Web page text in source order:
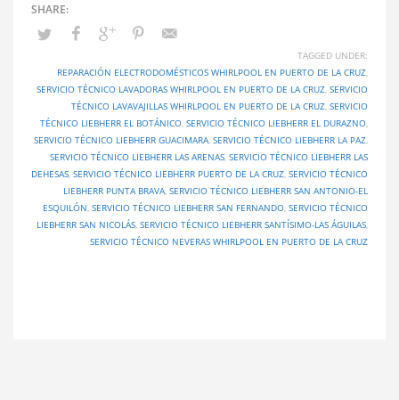
TAGGED UNDER:
REPARACIÓN ELECTRODOMÉSTICOS WHIRLPOOL EN PUERTO DE LA CRUZ
SERVICIO TÉCNICO LAVADORAS WHIRLPOOL EN PUERTO DE LA CRUZ SERVICIO
TÉCNICO LAVAVAJILLAS WHIRLPOOL EN PUERTO DE LA CRUZ SERVICIO
TÉCNICO LIEBHERR EL BOTÁNICO SERVICIO TÉCNICO LIEBHERR EL DURAZNO
SERVICIO TÉCNICO LIEBHERR GUACIMARA SERVICIO TÉCNICO LIEBHERR LA PAZ
SERVICIO TÉCNICO LIEBHERR LAS ARENAS SERVICIO TÉCNICO LIEBHERR LAS
DEHESAS SERVICIO TÉCNICO LIEBHERR PUERTO DE LA CRUZ SERVICIO TÉCNICO
LIEBHERR PUNTA BRAVA SERVICIO TÉCNICO LIEBHERR SAN ANTONIO-EL
ESQUILÓN SERVICIO TÉCNICO LIEBHERR SAN FERNANDO SERVICIO TÉCNICO
LIEBHERR SAN NICOLÁS SERVICIO TÉCNICO LIEBHERR SANTÍSIMO-LAS ÁGUILAS
SERVICIO TÉCNICO NEVERAS WHIRLPOOL EN PUERTO DE LA CRUZ